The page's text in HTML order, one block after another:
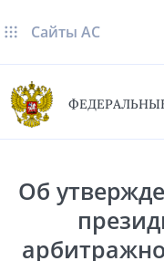
Сайты AC
Об